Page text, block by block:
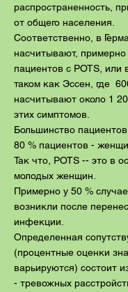
распространенность,
от общего населения.
Соответственно, в
насчитывают,
пациентов с POTS, или
таком как Эссен, где
насчитывают около 1
этих симптомов.
Большинство
80 % пациентов -
Так что, POTS -- это в
молодых женщин.
Примерно у 50 %
возникли после
инфекции.
Определенная
(процентные оценки
варьируются) состоит
- тревожных